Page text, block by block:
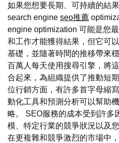
如果您想要長期、可持續的結
search engine seo推薦
engine optimization 可能是您
和工作才能獲得結果，但它可
基礎，並隨著時間的推移帶來
百萬人每天使用搜尋引擎，將
合起來，為組織提供了推動短
位行銷方面，有許多首字母縮
動化工具和預測分析可以幫助
略。 SEO服務的成本受到許多
模、特定行業的競爭狀況以及
在更複雜和競爭激烈的市場中